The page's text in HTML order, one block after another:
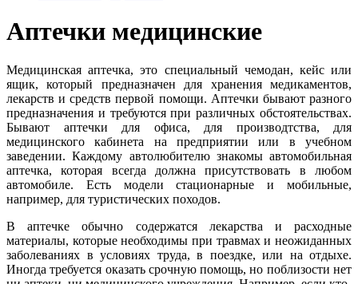
Аптечки медицинские
Медицинская аптечка, это специальный чемодан, кейс или
ящик, который предназначен для хранения медикаментов,
лекарств и средств первой помощи. Аптечки бывают разного
предназначения и требуются при различных обстоятельствах.
Бывают аптечки для офиса, для производтства, для
медицинского кабинета на предприятии или в учебном
заведении. Каждому автолюбителю знакомы автомобильная
аптечка, которая всегда должна присутствовать в любом
автомобиле. Есть модели стационарные и мобильные,
например, для туристических походов.
В аптечке обычно содержатся лекарства и расходные
материалы, которые необходимы при травмах и неожиданных
заболеваниях в условиях труда, в поездке, или на отдыхе.
Иногда требуется оказать срочную помощь, но поблизости нет